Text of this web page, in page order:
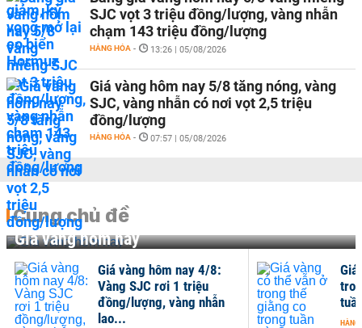
SJC vọt 3 triệu đồng/lượng, vàng nhẫn
chạm 143 triệu đồng/lượng
HÀNG HÓA - 13:26 | 05/08/2026
Giá vàng hôm nay 5/8 tăng nóng, vàng
SJC, vàng nhẫn có nơi vọt 2,5 triệu
đồng/lượng
HÀNG HÓA - 07:57 | 05/08/2026
Cùng chủ đề
Giá vàng hôm nay
Giá vàng hôm nay 4/8:
Vàng SJC rơi 1 triệu
đồng/lượng, vàng nhẫn
lao...
Giá
HÀNG